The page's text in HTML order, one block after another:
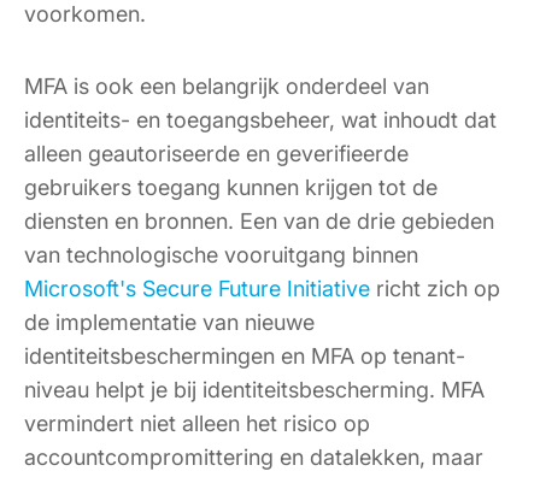
voorkomen.
MFA is ook een belangrijk onderdeel van
identiteits- en toegangsbeheer, wat inhoudt dat
alleen geautoriseerde en geverifieerde
gebruikers toegang kunnen krijgen tot de
diensten en bronnen. Een van de drie gebieden
van technologische vooruitgang binnen
Microsoft's Secure Future Initiative richt zich op
de implementatie van nieuwe
identiteitsbeschermingen en MFA op tenant-
niveau helpt je bij identiteitsbescherming. MFA
vermindert niet alleen het risico op
accountcompromittering en datalekken, maar